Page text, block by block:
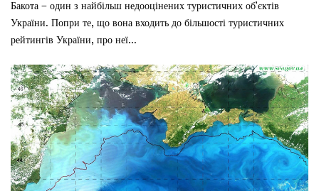
Бакота – один з найбільш недооцінених туристичних об’єктів
України. Попри те, що вона входить до більшості туристичних
рейтингів України, про неї...